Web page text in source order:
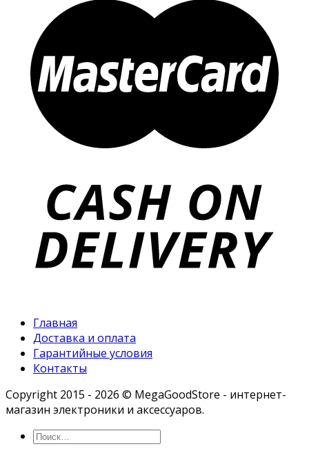
Главная
Доставка и оплата
Гарантийные условия
Контакты
Copyright 2015 - 2026 © MegaGoodStore - интернет-
магазин электроники и аксессуаров.